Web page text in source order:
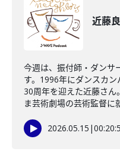
近藤
今週は、振付師・ダンサ
す。1996年にダンスカ
30周年を迎えた近藤さ
ま芸術劇場の芸術監督に
2026.05.15 |